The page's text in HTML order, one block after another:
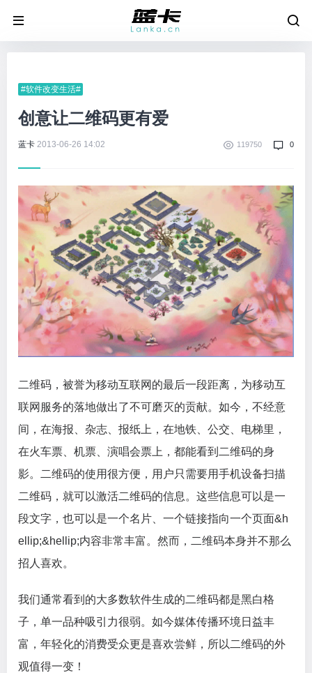
#软件改变生活#
创意让二维码更有爱
蓝卡 2013-06-26 14:02 119750 0
二维码，被誉为移动互联网的最后一段距离，为移动互
联网服务的落地做出了不可磨灭的贡献。如今，不经意
间，在海报、杂志、报纸上，在地铁、公交、电梯里，
在火车票、机票、演唱会票上，都能看到二维码的身
影。二维码的使用很方便，用户只需要用手机设备扫描
二维码，就可以激活二维码的信息。这些信息可以是一
段文字，也可以是一个名片、一个链接指向一个页面&h
ellip;&hellip;内容非常丰富。然而，二维码本身并不那么
招人喜欢。
我们通常看到的大多数软件生成的二维码都是黑白格
子，单一品种吸引力很弱。如今媒体传播环境日益丰
富，年轻化的消费受众更是喜欢尝鲜，所以二维码的外
观值得一变！